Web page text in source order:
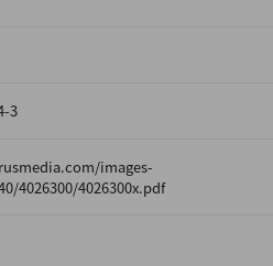
3
images-
4026300/4026300x.pdf